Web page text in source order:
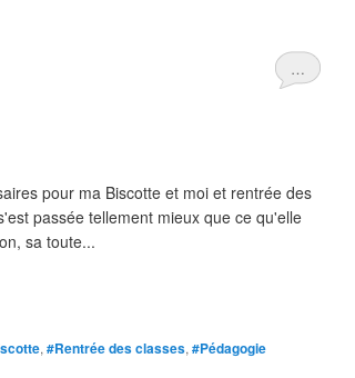
…
pour ma Biscotte et moi et rentrée des
passée tellement mieux que ce qu'elle
sa toute...
, #Rentrée des classes, #Pédagogie